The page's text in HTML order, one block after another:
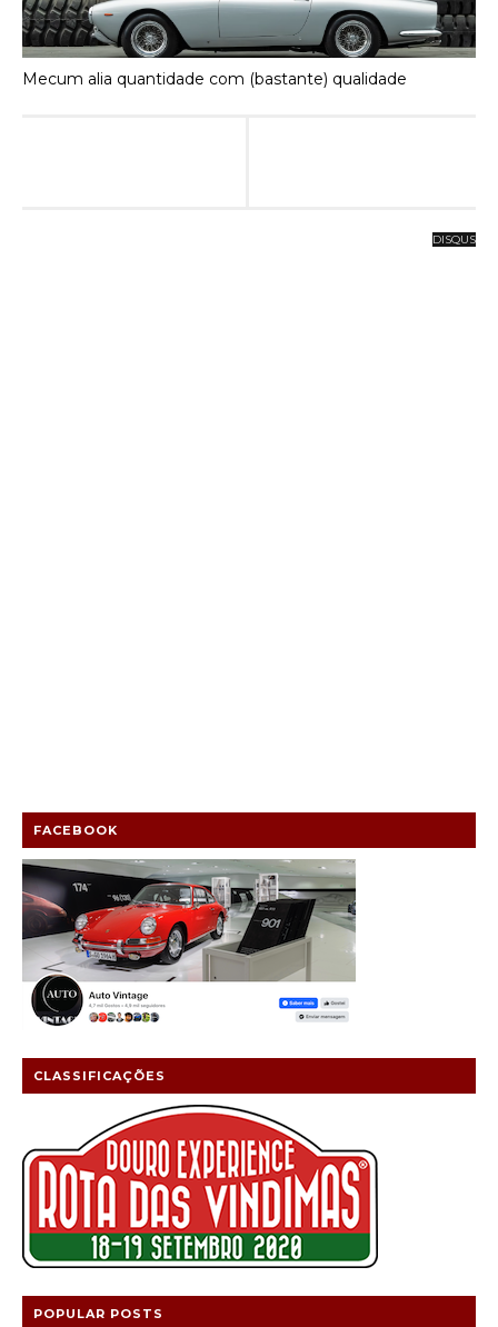
Mecum alia quantidade com (bastante) qualidade
DISQUS
FACEBOOK
CLASSIFICAÇÕES
POPULAR POSTS